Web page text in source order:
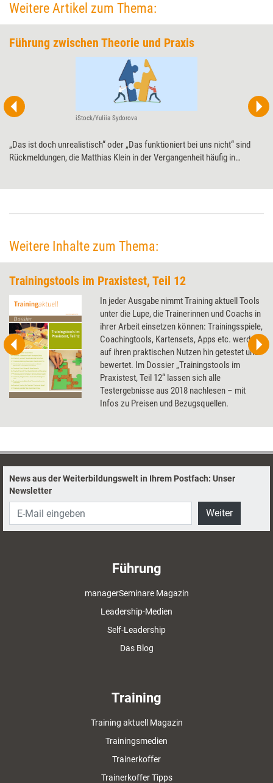
Weitere Artikel zum Thema:
Führung zwischen Theorie und Praxis
iStock/Yuliia Sydorova
„Das ist doch unrealistisch“ oder „Das funktioniert bei uns nicht“ sind
Rückmeldungen, die Matthias Klein in der Vergangenheit häufig in
Weitere Inhalte zum Thema:
Trainingstools im Praxistest, Teil 12
In jeder Ausgabe nimmt Training aktuell Tools
unter die Lupe, die Trainerinnen und Coachs in
ihrer Arbeit einsetzen können: Trainingsspiele,
Coachingtools, Kartensets, Apps etc. werden
auf ihren praktischen Nutzen hin getestet und
bewertet. Im Dossier „Trainingstools im
Praxistest, Teil 12“ lassen sich alle
Testergebnisse aus 2018 nachlesen – mit
Infos zu Preisen und Bezugsquellen.
News aus der Weiterbildungswelt in Ihrem Postfach: Unser
Newsletter
Weiter
Führung
managerSeminare Magazin
Leadership-Medien
Self-Leadership
Das Blog
Training
Training aktuell Magazin
Trainingsmedien
Trainerkoffer
Trainerkoffer Tipps